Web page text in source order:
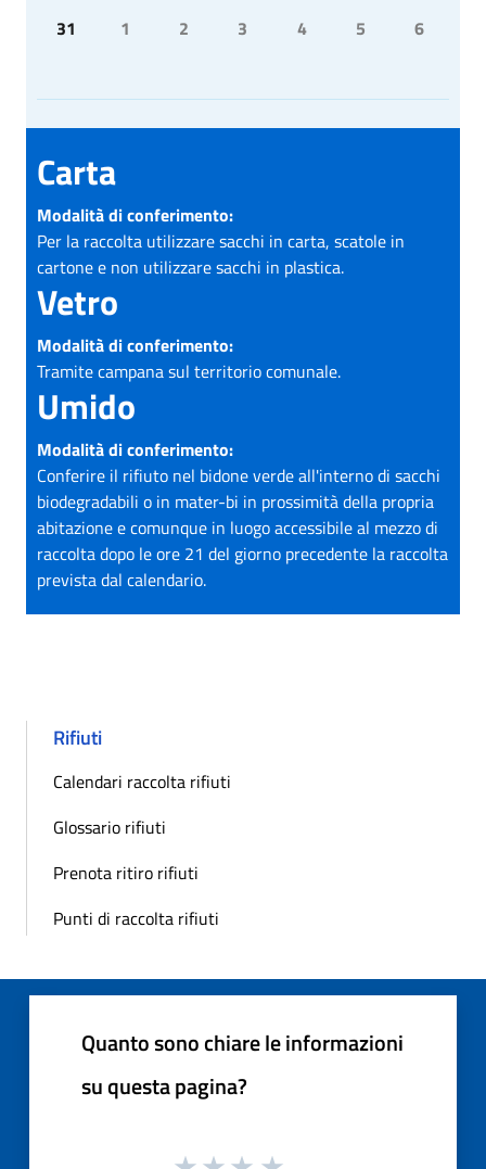
31 1 2 3 4 5 6
Carta
Modalità di conferimento:
Per la raccolta utilizzare sacchi in carta, scatole in
cartone e non utilizzare sacchi in plastica.
Vetro
Modalità di conferimento:
Tramite campana sul territorio comunale.
Umido
Modalità di conferimento:
Conferire il rifiuto nel bidone verde all'interno di sacchi
biodegradabili o in mater-bi in prossimità della propria
abitazione e comunque in luogo accessibile al mezzo di
raccolta dopo le ore 21 del giorno precedente la raccolta
prevista dal calendario.
Rifiuti
Calendari raccolta rifiuti
Glossario rifiuti
Prenota ritiro rifiuti
Punti di raccolta rifiuti
Quanto sono chiare le informazioni
su questa pagina?